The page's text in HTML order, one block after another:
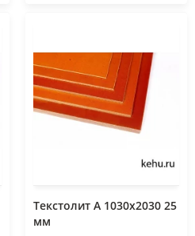
Текстолит А 1030х2030 25
мм